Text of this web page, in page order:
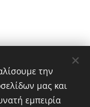
την
μας και
εμπειρία